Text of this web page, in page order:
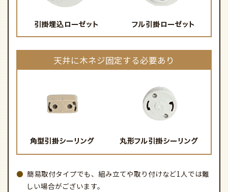
天井に木ネジ固定する必要あり
簡易取付タイプでも、組み立てや取り付けなど1人では難
しい場合がございます。